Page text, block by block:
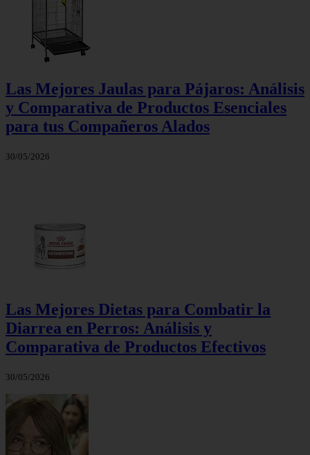
Las Mejores Jaulas para Pájaros: Análisis
y Comparativa de Productos Esenciales
para tus Compañeros Alados
30/05/2026
Las Mejores Dietas para Combatir la
Diarrea en Perros: Análisis y
Comparativa de Productos Efectivos
30/05/2026